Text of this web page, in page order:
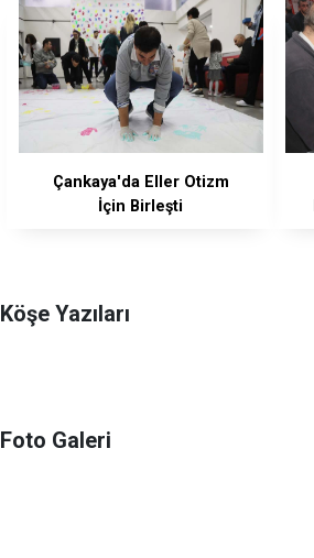
Çankaya'da Eller Otizm
İçin Birleşti
Köşe Yazıları
Foto Galeri